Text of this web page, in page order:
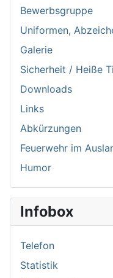
Bewerbsgruppe
Uniformen,
Galerie
Sicherheit / Heiße
Downloads
Links
Abkürzungen
Feuerwehr im
Humor
Infobox
Telefon
Statistik